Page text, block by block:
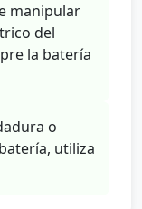
manipular
del
la batería
o
utiliza